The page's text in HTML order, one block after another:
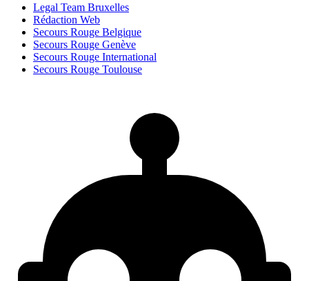
Legal Team Bruxelles
Rédaction Web
Secours Rouge Belgique
Secours Rouge Genève
Secours Rouge International
Secours Rouge Toulouse